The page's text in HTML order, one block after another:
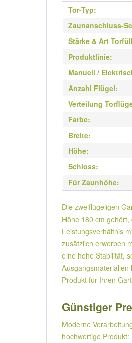
Tor-Typ:
Zaunanschluss-
Stärke & Art
Produktlinie:
Manuell /
Anzahl Flügel:
Verteilung
Farbe:
Breite:
Höhe:
Schloss:
Für Zaunhöhe:
Die zweiflügeligen
Höhe 180 cm
Leistungsverhältnis
zusätzlich erwerben
eine hohe Stabilität,
Produkt für Ihren
Günstiger
Moderne
hochwertige